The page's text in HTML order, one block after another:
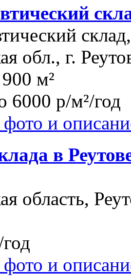
обл., г.
м²
6000 р/м²/год
и
в
область,
и